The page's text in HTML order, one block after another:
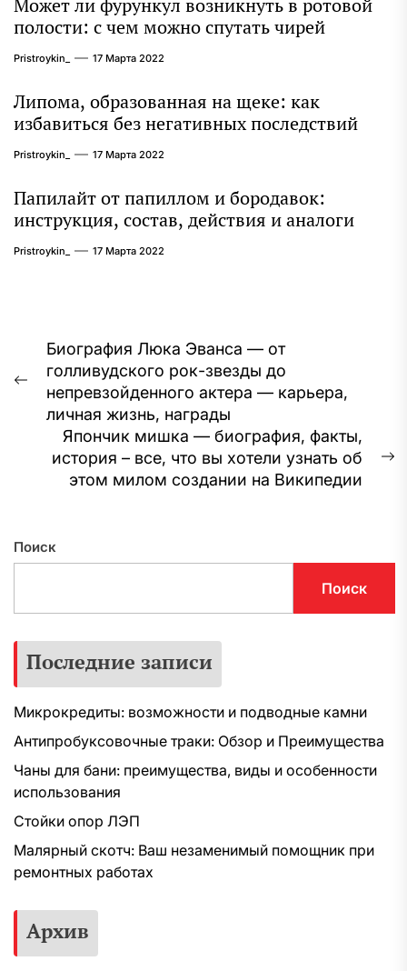
Может ли фурункул возникнуть в ротовой
полости: с чем можно спутать чирей
Pristroykin_ 17 Марта 2022
Липома, образованная на щеке: как
избавиться без негативных последствий
Pristroykin_ 17 Марта 2022
Папилайт от папиллом и бородавок:
инструкция, состав, действия и аналоги
Pristroykin_ 17 Марта 2022
Навигация
по
записям
Предыдущая
запись:
Биография Люка Эванса — от
голливудского рок-звезды до
непревзойденного актера — карьера,
личная жизнь, награды
Япончик мишка — биография, факты,
история – все, что вы хотели узнать об
этом милом создании на Википедии
Поиск
Поиск
Последние записи
Микрокредиты: возможности и подводные камни
Антипробуксовочные траки: Обзор и Преимущества
Чаны для бани: преимущества, виды и особенности
использования
Стойки опор ЛЭП
Малярный скотч: Ваш незаменимый помощник при
ремонтных работах
Архив